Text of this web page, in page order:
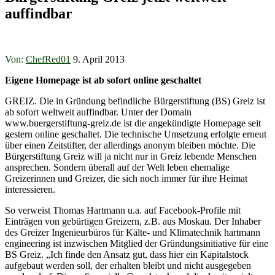
auffindbar
Von: ChefRed01 9. April 2013
Eigene Homepage ist ab sofort online geschaltet
GREIZ. Die in Gründung befindliche Bürgerstiftung (BS) Greiz ist
ab sofort weltweit auffindbar. Unter der Domain
www.buergerstiftung-greiz.de ist die angekündigte Homepage seit
gestern online geschaltet. Die technische Umsetzung erfolgte erneut
über einen Zeitstifter, der allerdings anonym bleiben möchte. Die
Bürgerstiftung Greiz will ja nicht nur in Greiz lebende Menschen
ansprechen. Sondern überall auf der Welt leben ehemalige
Greizerinnen und Greizer, die sich noch immer für ihre Heimat
interessieren.
So verweist Thomas Hartmann u.a. auf Facebook-Profile mit
Einträgen von gebürtigen Greizern, z.B. aus Moskau. Der Inhaber
des Greizer Ingenieurbüros für Kälte- und Klimatechnik hartmann
engineering ist inzwischen Mitglied der Gründungsinitiative für eine
BS Greiz. „Ich finde den Ansatz gut, dass hier ein Kapitalstock
aufgebaut werden soll, der erhalten bleibt und nicht ausgegeben